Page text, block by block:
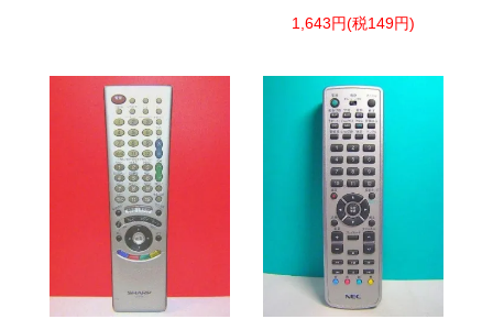
1,643円(税149円)